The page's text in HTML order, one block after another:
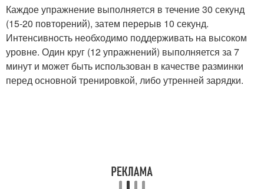
Каждое упражнение выполняется в течение 30 секунд
(15-20 повторений), затем перерыв 10 секунд.
Интенсивность необходимо поддерживать на высоком
уровне. Один круг (12 упражнений) выполняется за 7
минут и может быть использован в качестве разминки
перед основной тренировкой, либо утренней зарядки.